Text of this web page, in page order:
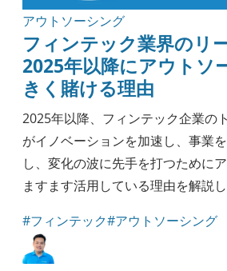
アウトソーシング
フィンテック業界のリ
2025年以降にアウトソ
きく賭ける理由
2025年以降、フィンテック企業の
がイノベーションを加速し、事業
し、変化の波に先手を打つために
ますます活用している理由を解説し
#フィンテック#アウトソーシング